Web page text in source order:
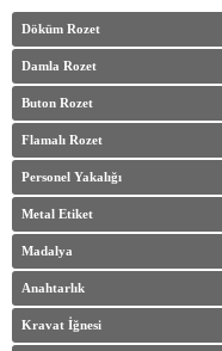
Döküm Rozet
Damla Rozet
Buton Rozet
Flamalı Rozet
Personel Yakalığı
Metal Etiket
Madalya
Anahtarlık
Kravat İğnesi